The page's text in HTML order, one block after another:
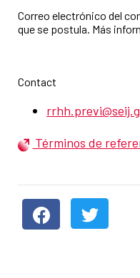
Correo electrónico del
que se postula. Más
Contact
Términos de